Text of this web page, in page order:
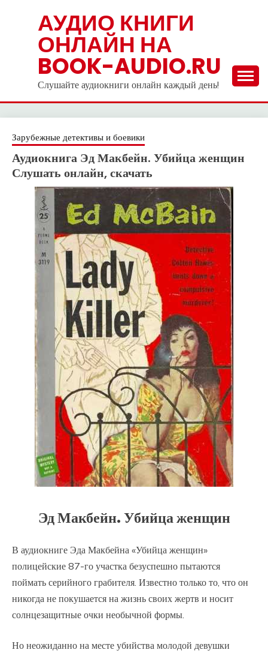
АУДИО КНИГИ
ОНЛАЙН НА
BOOK-AUDIO.RU
Слушайте аудиокниги онлайн каждый день!
Зарубежные детективы и боевики
Аудиокнига Эд Макбейн. Убийца женщин
Слушать онлайн, скачать
Эд Макбейн. Убийца женщин
В аудиокниге Эда Макбейна «Убийца женщин»
полицейские 87-го участка безуспешно пытаются
поймать серийного грабителя. Известно только то, что он
никогда не покушается на жизнь своих жертв и носит
солнцезащитные очки необычной формы.
Но неожиданно на месте убийства молодой девушки